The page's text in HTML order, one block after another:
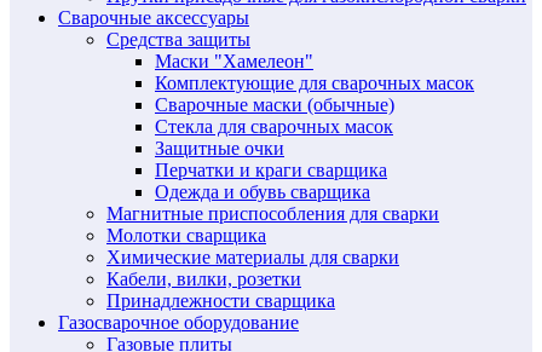
Сварочные аксессуары
Средства защиты
Маски "Хамелеон"
Комплектующие для сварочных масок
Сварочные маски (обычные)
Стекла для сварочных масок
Защитные очки
Перчатки и краги сварщика
Одежда и обувь сварщика
Магнитные приспособления для сварки
Молотки сварщика
Химические материалы для сварки
Кабели, вилки, розетки
Принадлежности сварщика
Газосварочное оборудование
Газовые плиты